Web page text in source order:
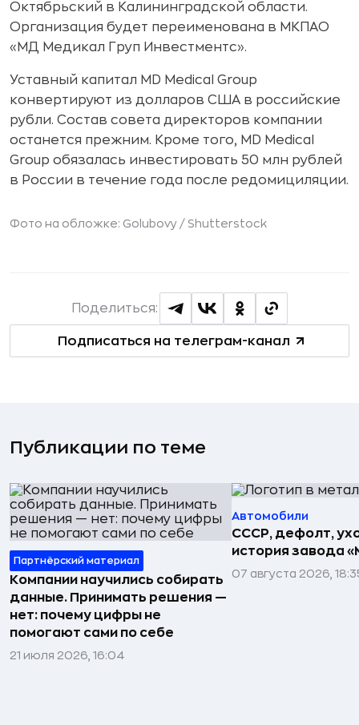
Октябрьский в Калининградской области.
Организация будет переименована в МКПАО
«МД Медикал Груп Инвестментс».
Уставный капитал MD Medical Group
конвертируют из долларов США в российские
рубли. Состав совета директоров компании
останется прежним. Кроме того, MD Medical
Group обязалась инвестировать 50 млн рублей
в России в течение года после редомициляции.
Фото на обложке: Golubovy / Shutterstock
Подписаться на телеграм-канал
Поделиться:
Публикации по теме
Партнёрский материал
Компании научились собирать
данные. Принимать решения —
нет: почему цифры не
помогают сами по себе
21 июля 2026, 16:04
Автомобили
СССР, дефолт,
история завода
07 августа 2026,